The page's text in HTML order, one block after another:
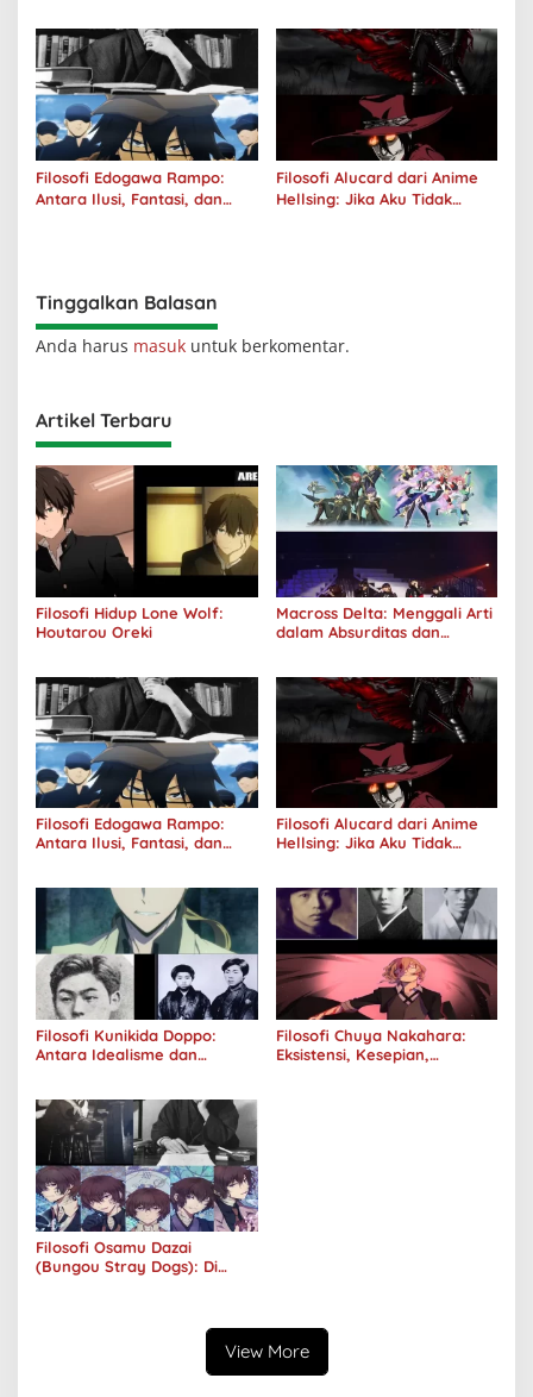
Filosofi Edogawa Rampo:
Antara Ilusi, Fantasi, dan
Filosofi Alucard dari Anime
Hellsing: Jika Aku Tidak
Tinggalkan Balasan
Anda harus masuk untuk berkomentar.
Artikel Terbaru
Filosofi Hidup Lone Wolf:
Houtarou Oreki
Macross Delta: Menggali Arti
dalam Absurditas dan
Filosofi Edogawa Rampo:
Antara Ilusi, Fantasi, dan
Filosofi Alucard dari Anime
Hellsing: Jika Aku Tidak
Filosofi Kunikida Doppo:
Antara Idealisme dan
Filosofi Chuya Nakahara:
Eksistensi, Kesepian,
Filosofi Osamu Dazai
(Bungou Stray Dogs): Di
View More